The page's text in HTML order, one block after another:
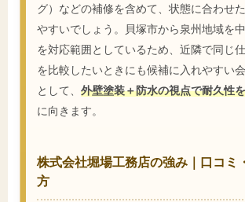
グ）などの補修を含めて、状態に合わせ
やすいでしょう。貝塚市から泉州地域を
を対応範囲としているため、近隣で同じ
を比較したいときにも候補に入れやすい
として、 外壁塗装＋防水の視点で耐久性
に向きます。
株式会社堀場工務店の強み｜口コミ
方